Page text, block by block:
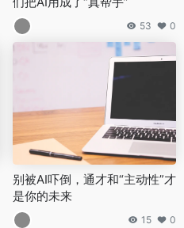
53 0
别被AI吓倒，通才和“主动性”才
是你的未来
15 0